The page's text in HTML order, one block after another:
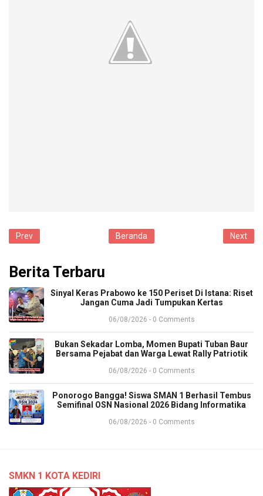
Prev Next
Beranda
Berita Terbaru
Sinyal Keras Prabowo ke 150 Periset Di Istana: Riset
Jangan Cuma Jadi Tumpukan Kertas
06/08/2026 - 0 Comments
Bukan Sekadar Lomba, Momen Bupati Tuban Baur
Bersama Pejabat dan Warga Lewat Rally Patriotik
06/08/2026 - 0 Comments
Ponorogo Bangga! Siswa SMAN 1 Berhasil Tembus
Semifinal OSN Nasional 2026 Bidang Informatika
06/08/2026 - 0 Comments
SMKN 1 KOTA KEDIRI